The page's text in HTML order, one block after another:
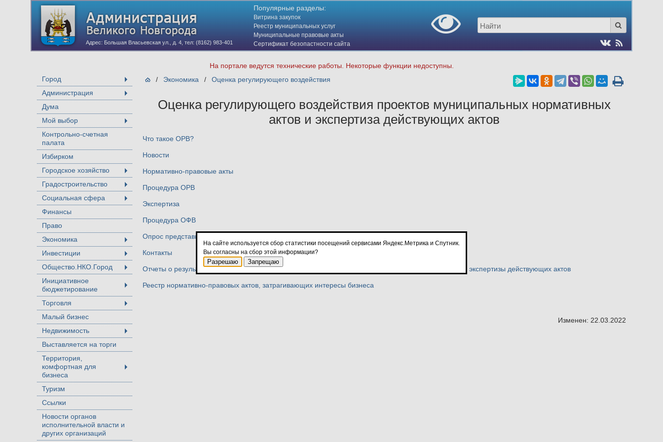
Адрес: Большая Власьевская ул., д. 4, тел: (8162) 983-401
Популярные разделы:
Витрина закупок
Реестр муниципальных услуг
Муниципальные правовые акты
Сертификат безопастности сайта
(HTTPS)
На портале ведутся технические работы. Некоторые функции недоступны.
Город
Администрация
Дума
Мой выбор
Контрольно-счетная
палата
Избирком
Городское хозяйство
Градостроительство
Социальная сфера
Финансы
Право
Экономика
Инвестиции
Общество.НКО.Город
Инициативное
бюджетирование
Торговля
Малый бизнес
Недвижимость
Выставляется на торги
Территория,
комфортная для
бизнеса
Туризм
Ссылки
Новости органов
исполнительной власти и
других организаций
/ Экономика / Оценка регулирующего воздействия
Оценка регулирующего воздействия проектов муниципальных нормативных
актов и экспертиза действующих актов
Что такое ОРВ?
Новости
Нормативно-правовые акты
Процедура ОРВ
Экспертиза
Процедура ОФВ
Опрос представителей бизнеса
Контакты
Отчеты о результатах проведения процедуры оценки регулирующего воздействия проектов актов и экспертизы действующих актов
Реестр нормативно-правовых актов, затрагивающих интересы бизнеса
Изменен: 22.03.2022
На сайте используется сбор статистики посещений сервисами Яндекс.Метрика и Спутник.
Вы согласны на сбор этой информации?
Разрешаю Запрещаю